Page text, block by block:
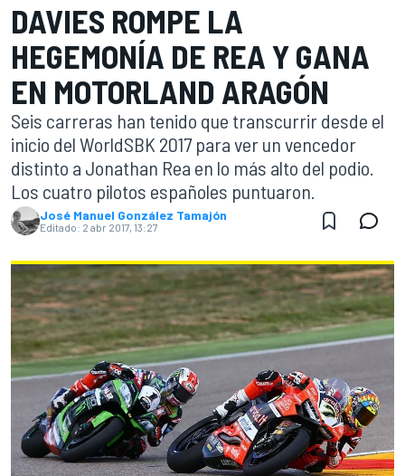
DAVIES ROMPE LA
HEGEMONÍA DE REA Y GANA
EN MOTORLAND ARAGÓN
Seis carreras han tenido que transcurrir desde el
inicio del WorldSBK 2017 para ver un vencedor
distinto a Jonathan Rea en lo más alto del podio.
Los cuatro pilotos españoles puntuaron.
José Manuel González Tamajón
Editado: 2 abr 2017, 13:27